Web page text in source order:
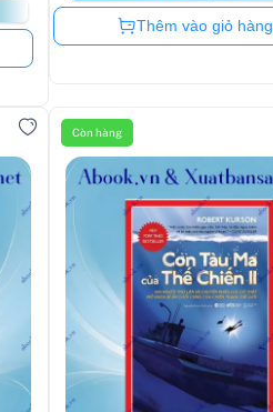
Còn hàng
Thêm vào giỏ hàng
Còn hàng